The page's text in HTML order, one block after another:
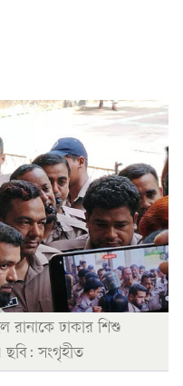
রানাকে ঢাকার শিশু
ছবি: সংগৃহীত